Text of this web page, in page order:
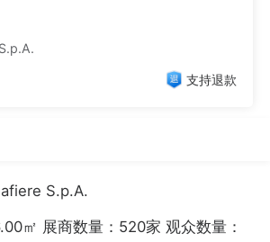
支持退款
S.p.A.
㎡ 展商数量：520家 观众数量：